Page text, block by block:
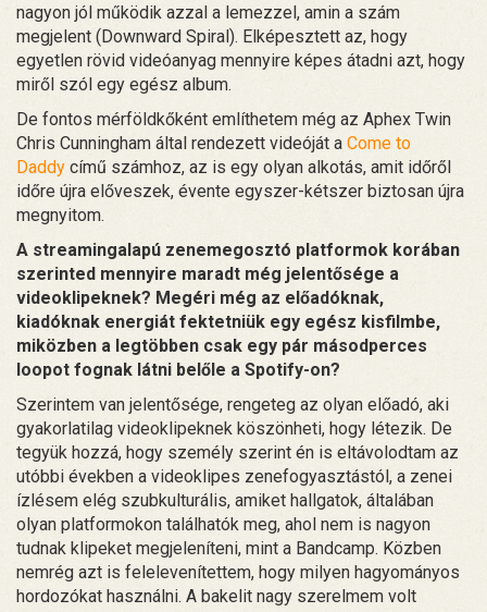
nagyon jól működik azzal a lemezzel, amin a szám
megjelent (Downward Spiral). Elképesztett az, hogy
egyetlen rövid videóanyag mennyire képes átadni azt, hogy
miről szól egy egész album.
De fontos mérföldkőként említhetem még az Aphex Twin
Chris Cunningham által rendezett videóját a Come to
Daddy című számhoz, az is egy olyan alkotás, amit időről
időre újra előveszek, évente egyszer-kétszer biztosan újra
megnyitom.
A streamingalapú zenemegosztó platformok korában
szerinted mennyire maradt még jelentősége a
videoklipeknek? Megéri még az előadóknak,
kiadóknak energiát fektetniük egy egész kisfilmbe,
miközben a legtöbben csak egy pár másodperces
loopot fognak látni belőle a Spotify-on?
Szerintem van jelentősége, rengeteg az olyan előadó, aki
gyakorlatilag videoklipeknek köszönheti, hogy létezik. De
tegyük hozzá, hogy személy szerint én is eltávolodtam az
utóbbi években a videoklipes zenefogyasztástól, a zenei
ízlésem elég szubkulturális, amiket hallgatok, általában
olyan platformokon találhatók meg, ahol nem is nagyon
tudnak klipeket megjeleníteni, mint a Bandcamp. Közben
nemrég azt is felelevenítettem, hogy milyen hagyományos
hordozókat használni. A bakelit nagy szerelmem volt